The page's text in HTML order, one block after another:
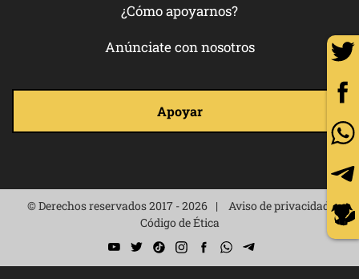
¿Cómo apoyarnos?
Anúnciate con nosotros
Apoyar
© Derechos reservados 2017 - 2026
Aviso de privacidad
Código de Ética